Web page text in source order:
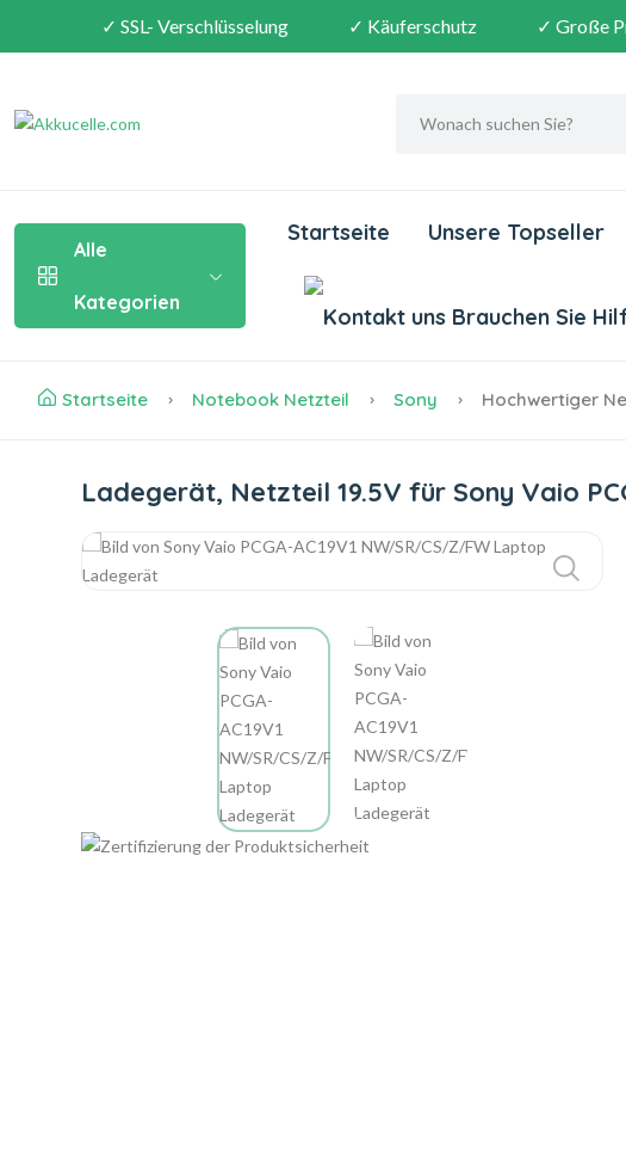
✓ SSL- Verschlüsselung ✓ Käuferschutz ✓ Große
Alle
Kategorien
Startseite Unsere Topseller
Brauchen Sie
Startseite Notebook Netzteil Sony Hochwertiger
Ladegerät, Netzteil 19.5V für Sony Vaio